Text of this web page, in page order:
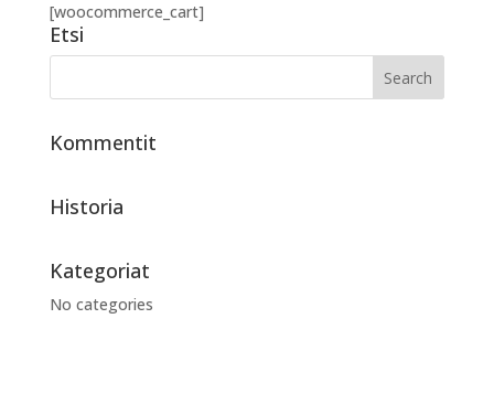
[woocommerce_cart]
Etsi
Kommentit
Historia
Kategoriat
No categories